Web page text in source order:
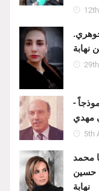
نهابة
-
مهدي
5th
محمد
حسين
نهابة